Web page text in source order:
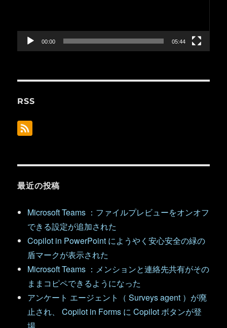
ー
00:00 05:44
RSS
最近の投稿
Microsoft Teams ：ファイルプレビューをオンオフ
できる設定が追加された
Copilot in PowerPoint にようやく安心安全の緑の
盾マークが表示された
Microsoft Teams ：メンションと連絡先共有がその
ままコピペできるようになった
アンケート エージェント（ Surveys agent ）が廃
止され、 Copilot in Forms に Copilot ボタンが登